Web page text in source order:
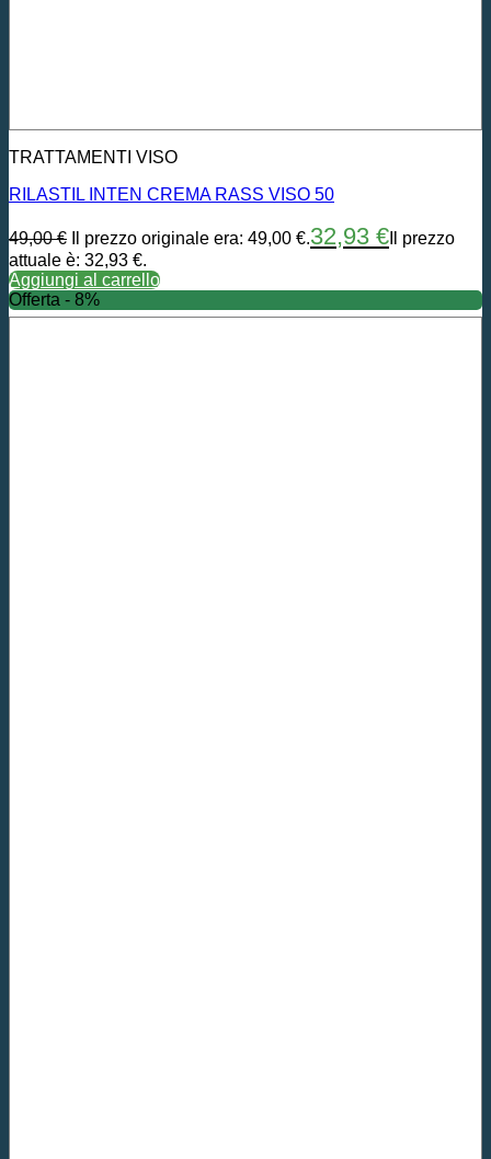
TRATTAMENTI VISO
RILASTIL INTEN CREMA RASS VISO 50
49,00€ Il prezzo originale era: 49,00 €.32,93 € Il prezzo
attuale è: 32,93 €.
Aggiungi al carrello
Offerta - 8%